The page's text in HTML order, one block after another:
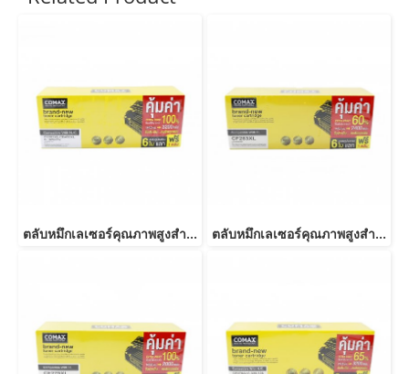
ตลับหมึกเลเซอร์คุณภาพสูงสำหรับ HP และ Canon รุ่น CE285A/CB435ACanon 325/312/313/125/712/713/725-JUMBO ตลับหมึกเลเซอร์คุณภาพสูงสำหรับ HP และ Canon รุ่น CF283A JUMBO